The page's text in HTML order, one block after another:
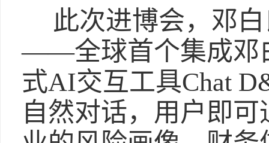
此次进博会，邓
——全球首个集成邓
式AI交互工具Chat
自然对话，用户即